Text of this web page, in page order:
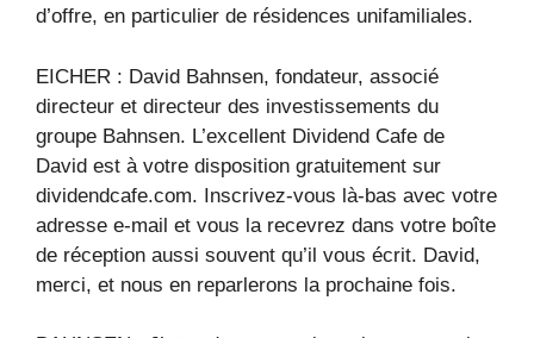
d’offre, en particulier de résidences unifamiliales.
EICHER : David Bahnsen, fondateur, associé
directeur et directeur des investissements du
groupe Bahnsen. L’excellent Dividend Cafe de
David est à votre disposition gratuitement sur
dividendcafe.com. Inscrivez-vous là-bas avec votre
adresse e-mail et vous la recevrez dans votre boîte
de réception aussi souvent qu’il vous écrit. David,
merci, et nous en reparlerons la prochaine fois.